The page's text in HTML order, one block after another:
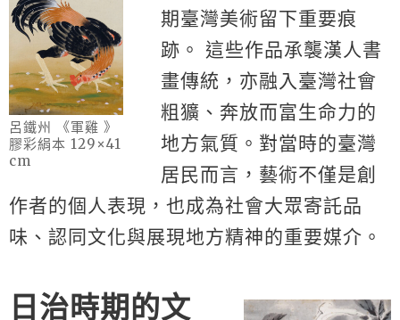
呂鐵州 《軍雞 》
膠彩絹本 129×41
cm
期臺灣美術留下重要痕
跡。 這些作品承襲漢人書
畫傳統，亦融入臺灣社會
粗獷、奔放而富生命力的
地方氣質。對當時的臺灣
居民而言，藝術不僅是創
作者的個人表現，也成為社會大眾寄託品
味、認同文化與展現地方精神的重要媒介。
日治時期的文